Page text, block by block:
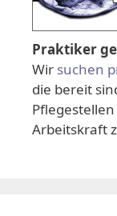
Praktiker
Wir suchen
die bereit
Arbeitskraft